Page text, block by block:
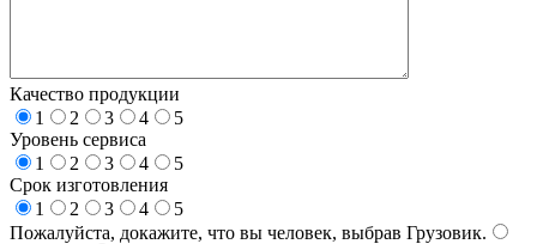
Качество продукции
1
2 3 4
5
Уровень сервиса
1
2 3 4
5
Срок изготовления
1
2 3 4
5
Пожалуйста, докажите, что вы человек, выбрав Грузовик.